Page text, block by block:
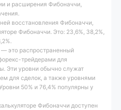
и расширения Фибоначчи,
восстановления Фибоначчи,
Фибоначчи. Это: 23,6%, 38,2%,
это распространенный
трейдерами для
Эти уровни обычно служат
для сделок, а также уровнями
50% и 76,4% популярны у
Фибоначчи доступен